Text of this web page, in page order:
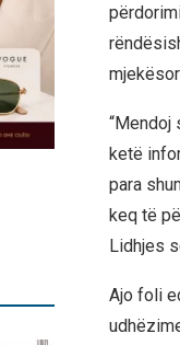
“Mendoj
ketë
para
keq të
Lidhjes
Ajo foli